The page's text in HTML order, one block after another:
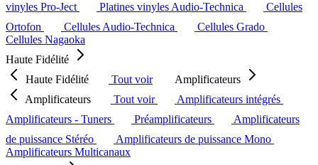
vinyles Pro-Ject
Platines vinyles Audio-Technica
Cellules
Ortofon
Cellules Audio-Technica
Cellules Grado
Cellules Nagaoka
Haute Fidélité
Haute Fidélité
Tout voir
Amplificateurs
Amplificateurs
Tout voir
Amplificateurs intégrés
Amplificateurs - Tuners
Préamplificateurs
Amplificateurs
de puissance Stéréo
Amplificateurs de puissance Mono
Amplificateurs Multicanaux